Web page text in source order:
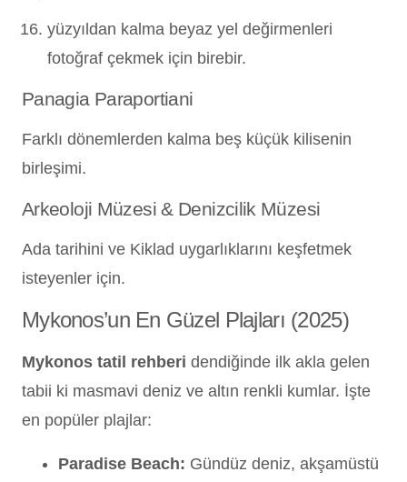
yüzyıldan kalma beyaz yel değirmenleri
fotoğraf çekmek için birebir.
Panagia Paraportiani
Farklı dönemlerden kalma beş küçük kilisenin
birleşimi.
Arkeoloji Müzesi & Denizcilik Müzesi
Ada tarihini ve Kiklad uygarlıklarını keşfetmek
isteyenler için.
Mykonos’un En Güzel Plajları (2025)
Mykonos tatil rehberi dendiğinde ilk akla gelen
tabii ki masmavi deniz ve altın renkli kumlar. İşte
en popüler plajlar:
Paradise Beach: Gündüz deniz, akşamüstü